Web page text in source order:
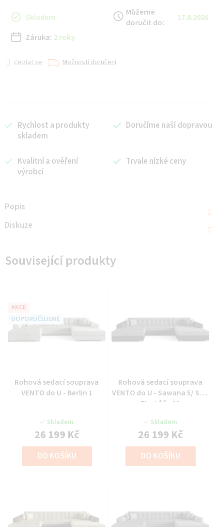
Skladem
Můžeme
doručit do:
17.8.2026
Záruka: 2 roky
Zeptat se Možnosti doručení
Rychlost a produkty
skladem
Doručíme naší dopravou
Kvalitní a ověření
výrobci
Trvale nízké ceny
Popis
Diskuze
Související produkty
AKCE
DOPORUČUJEME
Rohová sedací souprava
VENTO do U - Berlin 1
Skladem
26 199 Kč
DO KOŠÍKU
Rohová sedací souprava
VENTO do U - Sawana 5/ Soft
Eko kůže 11
Skladem
26 199 Kč
DO KOŠÍKU